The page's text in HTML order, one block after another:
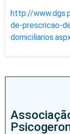
http://
de-prescricao-